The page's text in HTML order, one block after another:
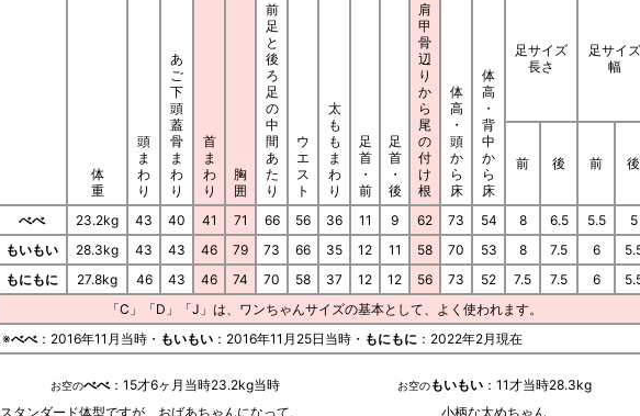
体
重
頭
ま
わ
り
あ
ご
下
頭
蓋
骨
ま
わ
り
首
ま
わ
り
胸
囲
前
足
と
後
ろ
足
の
中
間
あ
た
り
ウ
エ
ス
ト
太
も
も
ま
わ
り
足
首
・
前
足
首
・
後
肩
甲
骨
辺
り
か
ら
尾
の
付
け
根
体
高
・
頭
か
ら
床
体
高
・
背
中
か
ら
床
足サイズ
長さ
足サイズ
幅
前 後 前 後
べべ 23.2kg 43 40 41 71 66 56 36 11 9 62 73 54 8 6.5 5.5
5
もいもい
28.3kg 43 43 46 79 73 66 35 12 11 58 70 53 8 7.5 6
もにもに
27.8kg 46 43 46 74 70 58 37 12 12 56 73 52 7.5 7.5 6
「C」「D」「J」は、ワンちゃんサイズの基本として、よく使われます。
※べべ：2016年11月当時・ もいもい ：2016年11月25日当時・ もにもに ：2022年2月現在
お空のべべ：15才6ヶ月当時23.2kg当時 お空のもいもい：11才当時28.3kg
スタンダード体型ですが、おばあちゃんになって、
小柄な太めちゃん